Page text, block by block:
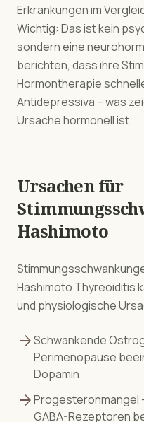
Erkrankungen im
Wichtig: Das ist kein
sondern eine
berichten, dass ihre
Hormontherapie
Antidepressiva – was
Ursache hormonell ist.
Ursachen für
Hashimoto
Hashimoto Thyreoiditis
und physiologische
arrow_forwardSchwankende
Perimenopause
Dopamin
arrow_forwardProgesteronmangel
GABA-Rezeptoren